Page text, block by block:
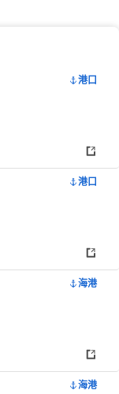
港口
港口
海港
海港